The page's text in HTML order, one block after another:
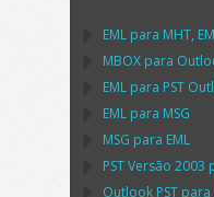
EML para MHT,
MBOX para
EML para PST
EML para MSG
MSG para EML
PSTVersão 2003
Outlook PST para